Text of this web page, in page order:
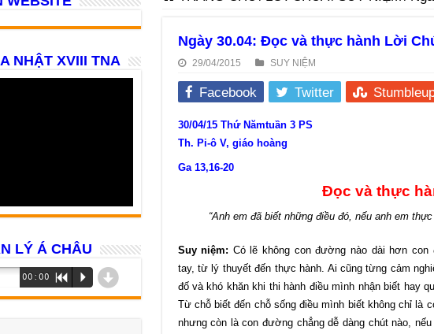
Ngày 30.04: Đọc và thực hành Lời
29/04/2015 SUY NIỆM
Facebook Twitter
30/04/15 Thứ Nămtuần 3 PS
Th. Pi-ô V, giáo hoàng
Ga 13,16-20
Đọc và thực
“Anh em đã biết những điều đó, nếu anh em
Suy niệm: Có lẽ không con đường nào dài hơn
tay, từ lý thuyết đến thực hành. Ai cũng từng cảm
đố và khó khăn khi thi hành điều mình nhận biết hay
Từ chỗ biết đến chỗ sống điều mình biết không chỉ là
nhưng còn là con đường chẳng dễ dàng chút nào,
NHẬT XVIII TNA
LÝ Á CHÂU
00:00 R P d